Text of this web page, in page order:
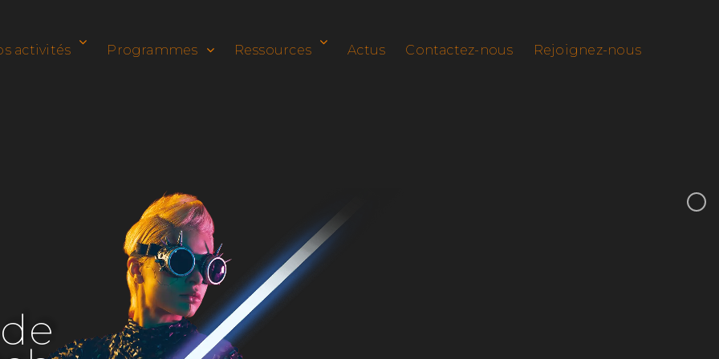
activités Programmes Ressources Actus Contactez-nous Rejoignez-nous
de